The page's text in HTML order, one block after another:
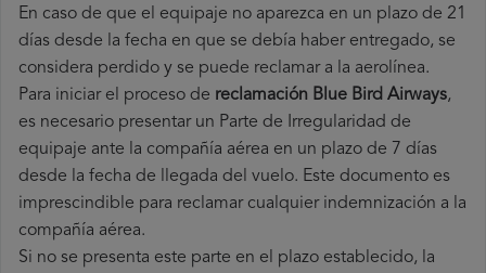
En caso de que el equipaje no aparezca en un plazo de 21
días desde la fecha en que se debía haber entregado, se
considera perdido y se puede reclamar a la aerolínea.
Para iniciar el proceso de reclamación Blue Bird Airways,
es necesario presentar un Parte de Irregularidad de
equipaje ante la compañía aérea en un plazo de 7 días
desde la fecha de llegada del vuelo. Este documento es
imprescindible para reclamar cualquier indemnización a la
compañía aérea.
Si no se presenta este parte en el plazo establecido, la